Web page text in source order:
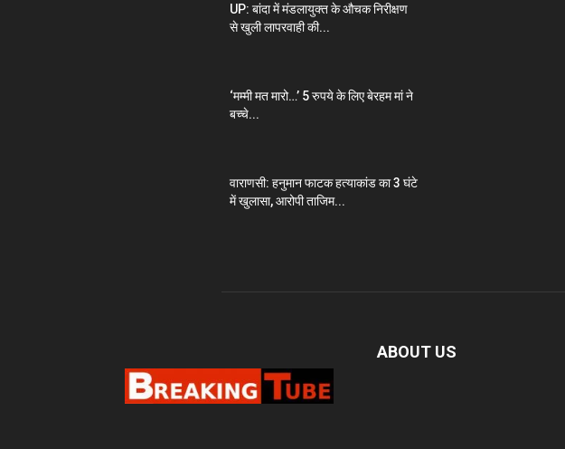
UP: बांदा में मंडलायुक्त के औचक निरीक्षण
से खुली लापरवाही की...
‘मम्मी मत मारो…’ 5 रुपये के लिए बेरहम मां ने
बच्चे...
वाराणसी: हनुमान फाटक हत्याकांड का 3 घंटे
में खुलासा, आरोपी ताजिम...
ABOUT US